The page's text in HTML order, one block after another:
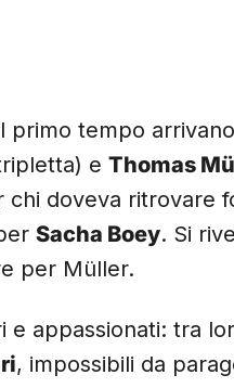
primo tempo
e Thomas
chi doveva ritrovare
Sacha Boey. Si
per Müller.
e appassionati: tra
, impossibili da